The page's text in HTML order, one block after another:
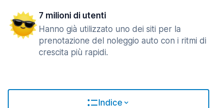
7 milioni di utenti
Hanno già utilizzato uno dei siti per la
prenotazione del noleggio auto con i ritmi di
crescita più rapidi.
Indice